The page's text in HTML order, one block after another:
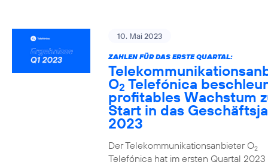
10. Mai 2023
ZAHLEN FÜR DAS ERSTE QUARTAL:
O2 Telefónica
profitables Wachstum
Start in das
2023
Der Telekommunikationsanbieter O2
Telefónica hat im ersten Quartal 2023